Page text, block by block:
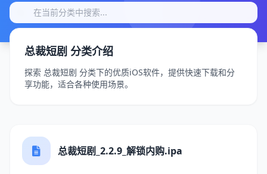
总裁短剧 分类介绍
探索 总裁短剧 分类下的优质iOS软件，提供快速下载和分
享功能，适合各种使用场景。
总裁短剧_2.2.9_解锁内购.ipa